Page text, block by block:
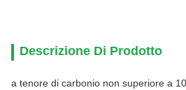
Descrizione Di Prodotto
a tenore di carbonio non superiore a